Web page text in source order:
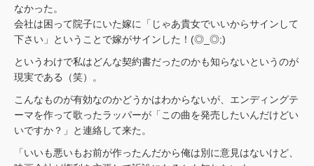
なかった。
会社は困って院子にいた嫁に「じゃあ貴女でいいからサインして
下さい」ということで嫁がサインした！(◎_◎;)
というわけで私はどんな契約書だったのかも知らないというのが
現実である（笑）。
こんなものが有効なのかどうかはわからないが、エンディングテ
ーマを作って歌ったラッパーが「この曲を発売したいんだけどい
いですか？」と連絡して来た。
「いいも悪いもお前が作ったんだから俺は別に意見はないけど、